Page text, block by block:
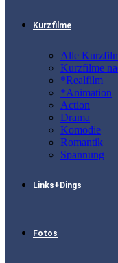
Kurzfilme
Alle
Kurzfilme
*Realfilm
*Animation
Action
Drama
Komödie
Romantik
Spannung
Links+Dings
Fotos